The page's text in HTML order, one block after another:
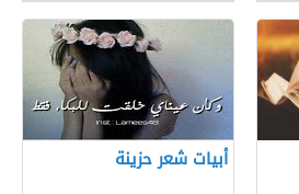
أبيات شعر حزينة